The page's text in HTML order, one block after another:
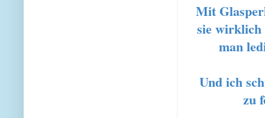
Mit
sie wirklich
man
Und ich
zu